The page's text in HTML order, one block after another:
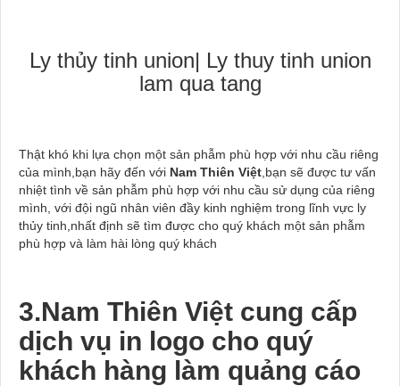
Ly thủy tinh union| Ly thuy tinh union
lam qua tang
Thật khó khi lựa chọn một sản phẫm phù hợp với nhu cầu riêng
của mình,bạn hãy đến với Nam Thiên Việt ,bạn sẽ được tư vấn
nhiệt tình về sản phẫm phù hợp với nhu cầu sử dụng của riêng
mình, với đội ngũ nhân viên đầy kinh nghiệm trong lĩnh vực ly
thủy tinh,nhất định sẽ tìm được cho quý khách một sản phẫm
phù hợp và làm hài lòng quý khách
3.Nam Thiên Việt cung cấp
dịch vụ in logo cho quý
khách hàng làm quảng cáo